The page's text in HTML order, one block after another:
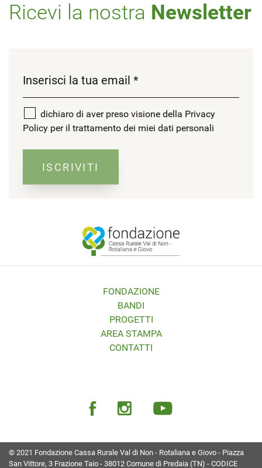
Ricevi la nostra Newsletter
dichiaro di aver preso visione della Privacy
Policy per il trattamento dei miei dati personali
ISCRIVITI
FONDAZIONE
BANDI
PROGETTI
AREA STAMPA
CONTATTI
© 2021 Fondazione Cassa Rurale Val di Non - Rotaliana e Giovo - Piazza
San Vittore, 3 Frazione Taio - 38012 Comune di Predaia (TN) - CODICE